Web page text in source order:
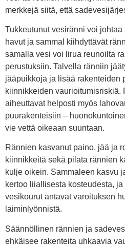
merkkejä siitä, että
Tukkeutunut vesiränni voi
havut ja sammal kiihdyttävät
samalla vesi voi lirua reunoilta
perustuksiin. Talvella ränniin
jääpuikkoja ja lisää rakenteiden
kiinnikkeiden vaurioitumisriskiä.
aiheuttavat helposti myös
puurakenteisiin –
vie vettä oikeaan suuntaan.
Rännien kasvanut paino, jää ja
kiinnikkeitä sekä pilata rännien
kulje oikein. Sammaleen kasvu
kertoo liiallisesta kosteudesta,
vesikourut antavat varoituksen
laiminlyönnistä.
Säännöllinen rännien ja
ehkäisee rakenteita uhkaavia